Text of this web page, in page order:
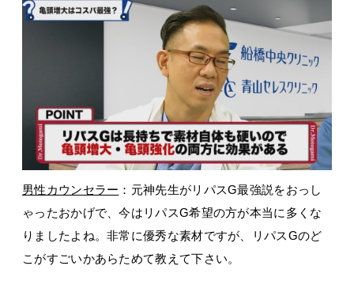
男性カウンセラー ：元神先生がリパスG最強説をおっし
ゃったおかげで、今はリパスG希望の方が本当に多くな
りましたよね。非常に優秀な素材ですが、リパスGのど
こがすごいかあらためて教えて下さい。